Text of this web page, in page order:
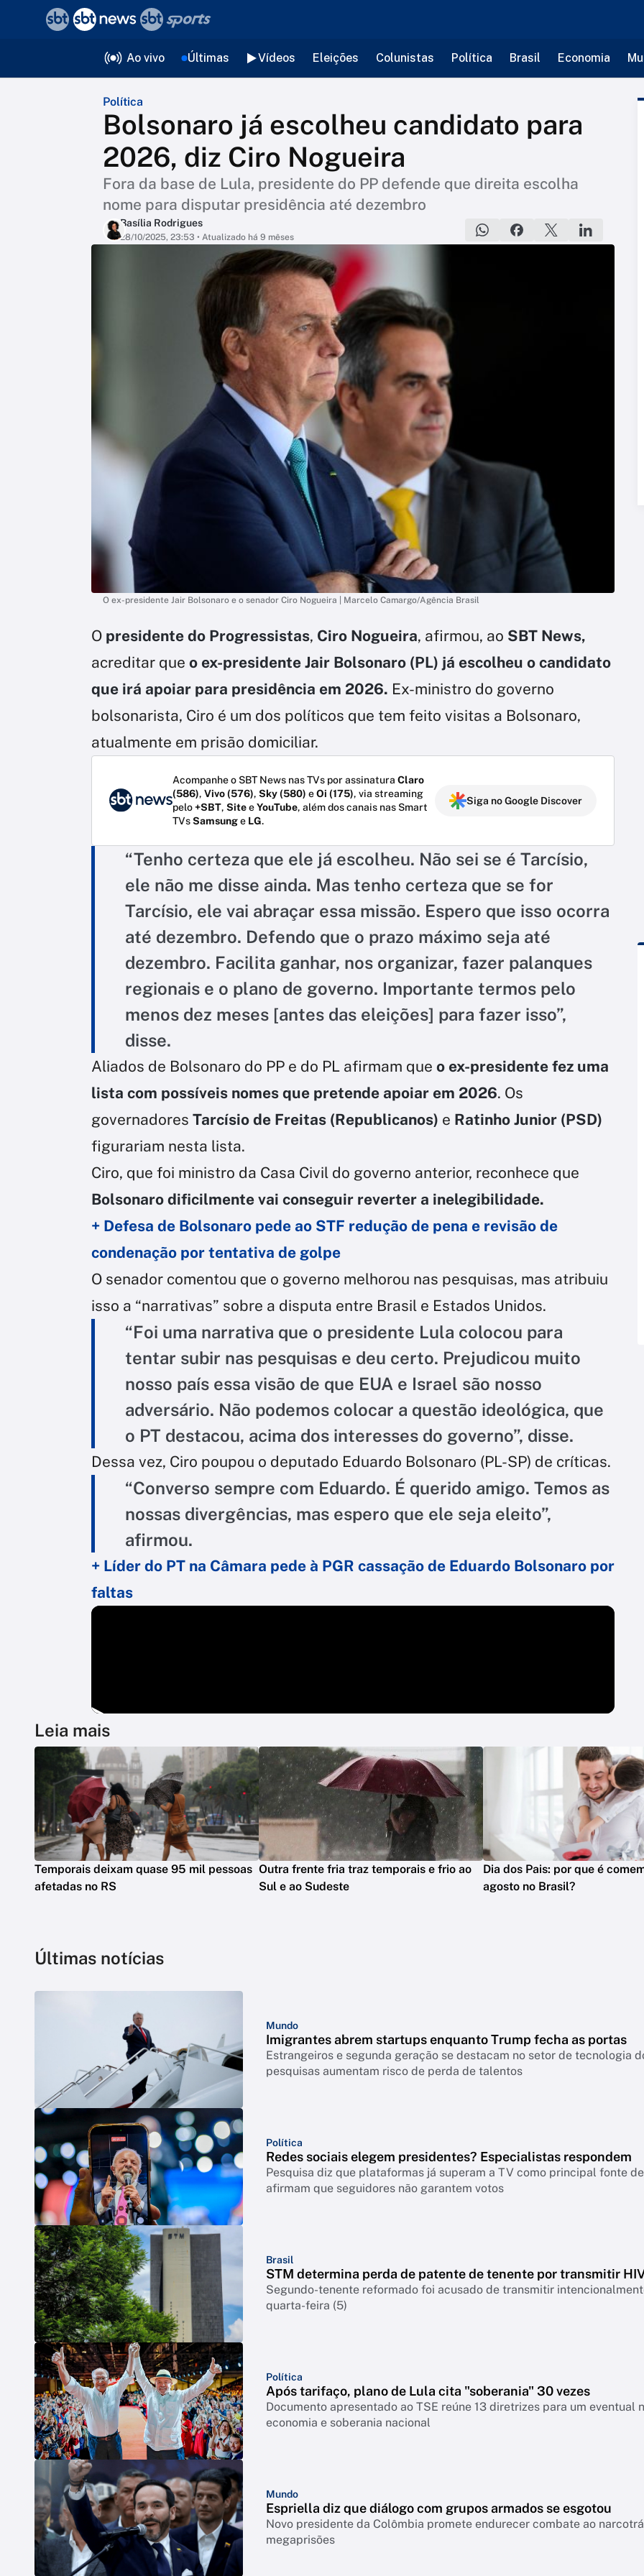
Ao vivo Últimas Vídeos Eleições Colunistas Política Brasil Economia
Política
Bolsonaro já escolheu candidato para
2026, diz Ciro Nogueira
Fora da base de Lula, presidente do PP defende que direita escolha
nome para disputar presidência até dezembro
Basília Rodrigues
28/10/2025, 23:53 • Atualizado há 9 mêses
O ex-presidente Jair Bolsonaro e o senador Ciro Nogueira | Marcelo Camargo/Agência Brasil
O presidente do Progressistas, Ciro Nogueira, afirmou, ao SBT News,
acreditar que o ex-presidente Jair Bolsonaro (PL) já escolheu o candidato
que irá apoiar para presidência em 2026. Ex-ministro do governo
bolsonarista, Ciro é um dos políticos que tem feito visitas a Bolsonaro,
atualmente em prisão domiciliar.
Acompanhe o SBT News nas TVs por assinatura Claro
(586), Vivo (576), Sky (580) eOi (175), via streaming
pelo+SBT, SiteeYouTube, além dos canais nas Smart
TVsSamsunge LG.
Siga no Google Discover
“Tenho certeza que ele já escolheu. Não sei se é Tarcísio,
ele não me disse ainda. Mas tenho certeza que se for
Tarcísio, ele vai abraçar essa missão. Espero que isso ocorra
até dezembro. Defendo que o prazo máximo seja até
dezembro. Facilita ganhar, nos organizar, fazer palanques
regionais e o plano de governo. Importante termos pelo
menos dez meses [antes das eleições] para fazer isso”,
disse.
Aliados de Bolsonaro do PP e do PL afirmam que o ex-presidente fez uma
lista com possíveis nomes que pretende apoiar em 2026. Os
governadores Tarcísio de Freitas (Republicanos) e Ratinho Junior (PSD)
figurariam nesta lista.
Ciro, que foi ministro da Casa Civil do governo anterior, reconhece que
Bolsonaro dificilmente vai conseguir reverter a inelegibilidade.
+ Defesa de Bolsonaro pede ao STF redução de pena e revisão de
condenação por tentativa de golpe
O senador comentou que o governo melhorou nas pesquisas, mas atribuiu
isso a “narrativas” sobre a disputa entre Brasil e Estados Unidos.
“Foi uma narrativa que o presidente Lula colocou para
tentar subir nas pesquisas e deu certo. Prejudicou muito
nosso país essa visão de que EUA e Israel são nosso
adversário. Não podemos colocar a questão ideológica, que
o PT destacou, acima dos interesses do governo”, disse.
Dessa vez, Ciro poupou o deputado Eduardo Bolsonaro (PL-SP) de críticas.
“Converso sempre com Eduardo. É querido amigo. Temos as
nossas divergências, mas espero que ele seja eleito”,
afirmou.
+ Líder do PT na Câmara pede à PGR cassação de Eduardo Bolsonaro por
faltas
Leia mais
Temporais deixam quase 95 mil pessoas
afetadas no RS
Outra frente fria traz temporais e frio ao
Sul e ao Sudeste
Dia dos Pais: por que é
agosto no Brasil?
Últimas notícias
Mundo
Imigrantes abrem startups enquanto Trump fecha as portas
Estrangeiros e segunda geração se destacam no setor de tecnologia
pesquisas aumentam risco de perda de talentos
Política
Redes sociais elegem presidentes? Especialistas respondem
Pesquisa diz que plataformas já superam a TV como principal fonte
afirmam que seguidores não garantem votos
Brasil
STM determina perda de patente de tenente por transmitir
Segundo-tenente reformado foi acusado de transmitir
quarta-feira (5)
Política
Após tarifaço, plano de Lula cita "soberania" 30 vezes
Documento apresentado ao TSE reúne 13 diretrizes para um
economia e soberania nacional
Mundo
Espriella diz que diálogo com grupos armados se esgotou
Novo presidente da Colômbia promete endurecer combate ao
megaprisões
voltar
Editorias